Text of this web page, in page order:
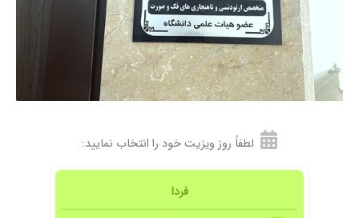
لطفاً روز ویزیت خود را انتخاب نمایید:
فردا